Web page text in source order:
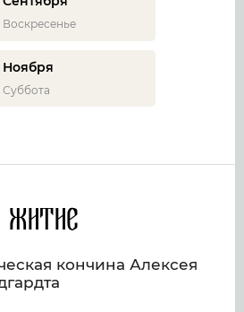
Воскресенье
Ноября
Суббота
Житие
кончина Алексея